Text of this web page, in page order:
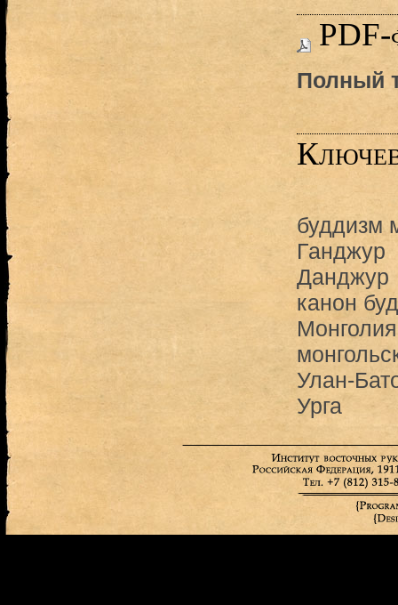
PDF-
Полный
буддизм
Ганджур
Данджур
канон
Монголия
Улан-
Урга